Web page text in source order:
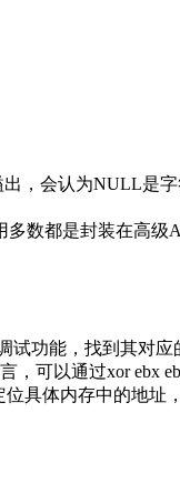
，会认为NULL是
多数都是封装在高
试功能，找到其对
可以通过xor ebx
具体内存中的地址